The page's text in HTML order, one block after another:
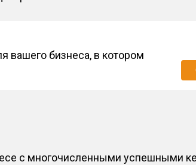
вашего бизнеса, в котором
с многочисленными успешными